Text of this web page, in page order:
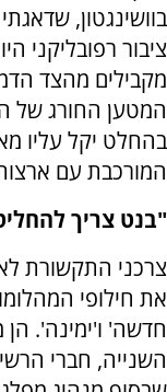
בוושינגטון,
ציבור רפובליקני
מקבילים מהצד
המטען החורג של
בהחלט יקל עליו
המורכבת עם
"בנט צריך
צרכני התקשורת
את חילופי
חדשה' ו'ימינה'. הן
השנייה, חברי